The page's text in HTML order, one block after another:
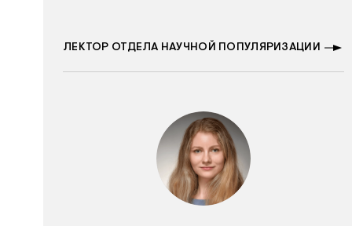
ЛЕКТОР ОТДЕЛА НАУЧНОЙ ПОПУЛЯРИЗАЦИИ